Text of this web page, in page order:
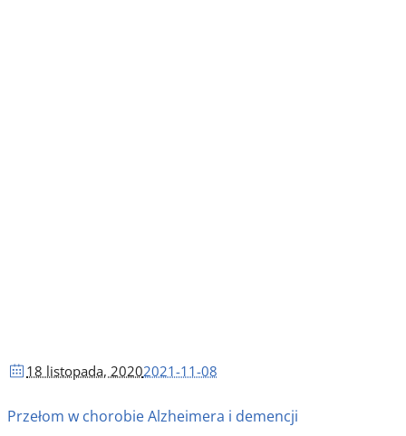
18 listopada, 20202021-11-08
Przełom w chorobie Alzheimera i demencji